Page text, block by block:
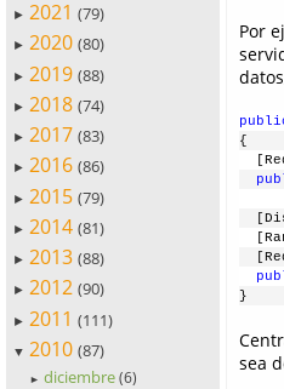
► 2021 (79)
► 2020 (80)
► 2019 (88)
► 2018 (74)
► 2017 (83)
► 2016 (86)
► 2015 (79)
► 2014 (81)
► 2013 (88)
► 2012 (90)
► 2011 (111)
▼ 2010 (87)
► diciembre (6)
Por
{
}
sea